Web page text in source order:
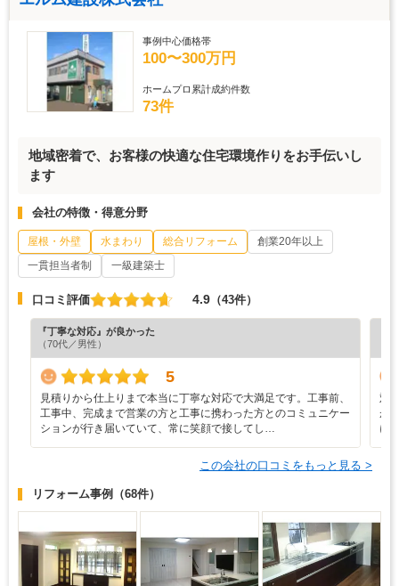
事例中心価格帯
100〜300万円
ホームプロ累計成約件数
73件
地域密着で、お客様の快適な住宅環境作りをお手伝いし
ます
会社の特徴・得意分野
屋根・外壁 水まわり 総合リフォーム
創業20年以上
一貫担当者制
一級建築士
口コミ評価 4.9 （43件）
『丁寧な対応』が良かった
（70代／男性）
5
見積りから仕上りまで本当に丁寧な対応で大満足です。工事前、
工事中、完成まで営業の方と工事に携わった方とのコミュニケー
ションが行き届いていて、常に笑顔で接してし…
対
が
に
この会社の口コミをもっと見る >
リフォーム事例 （68件）